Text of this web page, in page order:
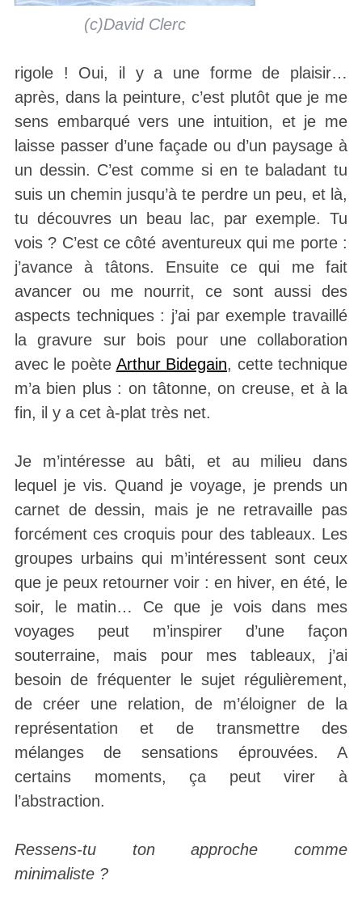
(c)David Clerc
rigole ! Oui, il y a une forme de plaisir…
après, dans la peinture, c’est plutôt que je me
sens embarqué vers une intuition, et je me
laisse passer d’une façade ou d’un paysage à
un dessin. C’est comme si en te baladant tu
suis un chemin jusqu’à te perdre un peu, et là,
tu découvres un beau lac, par exemple. Tu
vois ? C’est ce côté aventureux qui me porte :
j’avance à tâtons. Ensuite ce qui me fait
avancer ou me nourrit, ce sont aussi des
aspects techniques : j’ai par exemple travaillé
la gravure sur bois pour une collaboration
avec le poète Arthur Bidegain, cette technique
m’a bien plus : on tâtonne, on creuse, et à la
fin, il y a cet à-plat très net.
Je m’intéresse au bâti, et au milieu dans
lequel je vis. Quand je voyage, je prends un
carnet de dessin, mais je ne retravaille pas
forcément ces croquis pour des tableaux. Les
groupes urbains qui m’intéressent sont ceux
que je peux retourner voir : en hiver, en été, le
soir, le matin… Ce que je vois dans mes
voyages peut m’inspirer d’une façon
souterraine, mais pour mes tableaux, j’ai
besoin de fréquenter le sujet régulièrement,
de créer une relation, de m’éloigner de la
représentation et de transmettre des
mélanges de sensations éprouvées. A
certains moments, ça peut virer à
l’abstraction.
Ressens-tu ton approche comme
minimaliste ?